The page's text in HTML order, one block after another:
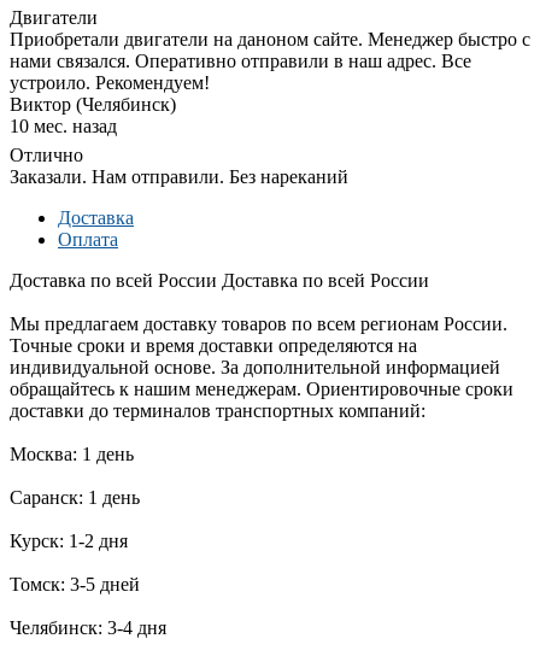
Двигатели
Приобретали двигатели на даноном сайте. Менеджер быстро с
нами связался. Оперативно отправили в наш адрес. Все
устроило. Рекомендуем!
Виктор (Челябинск)
10 мес. назад
Отлично
Заказали. Нам отправили. Без нареканий
Доставка
Оплата
Доставка по всей России Доставка по всей России
Мы предлагаем доставку товаров по всем регионам России.
Точные сроки и время доставки определяются на
индивидуальной основе. За дополнительной информацией
обращайтесь к нашим менеджерам. Ориентировочные сроки
доставки до терминалов транспортных компаний:
Москва: 1 день
Саранск: 1 день
Курск: 1-2 дня
Томск: 3-5 дней
Челябинск: 3-4 дня